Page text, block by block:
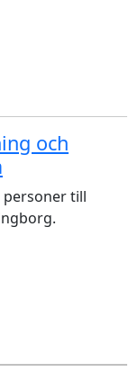
och
personer till